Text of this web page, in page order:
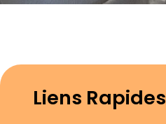
Liens Rapides